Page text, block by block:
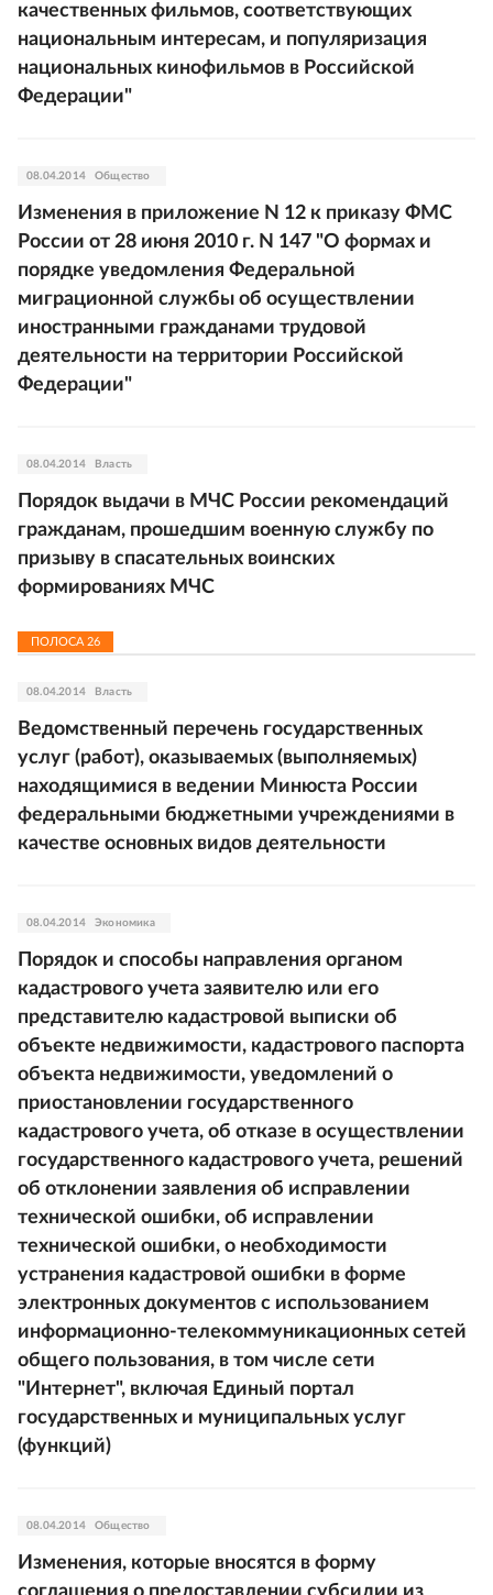
качественных фильмов, соответствующих
национальным интересам, и популяризация
национальных кинофильмов в Российской
Федерации"
08.04.2014 Общество
Изменения в приложение N 12 к приказу ФМС
России от 28 июня 2010 г. N 147 "О формах и
порядке уведомления Федеральной
миграционной службы об осуществлении
иностранными гражданами трудовой
деятельности на территории Российской
Федерации"
08.04.2014 Власть
Порядок выдачи в МЧС России рекомендаций
гражданам, прошедшим военную службу по
призыву в спасательных воинских
формированиях МЧС
ПОЛОСА 26
08.04.2014 Власть
Ведомственный перечень государственных
услуг (работ), оказываемых (выполняемых)
находящимися в ведении Минюста России
федеральными бюджетными учреждениями в
качестве основных видов деятельности
08.04.2014 Экономика
Порядок и способы направления органом
кадастрового учета заявителю или его
представителю кадастровой выписки об
объекте недвижимости, кадастрового паспорта
объекта недвижимости, уведомлений о
приостановлении государственного
кадастрового учета, об отказе в осуществлении
государственного кадастрового учета, решений
об отклонении заявления об исправлении
технической ошибки, об исправлении
технической ошибки, о необходимости
устранения кадастровой ошибки в форме
электронных документов с использованием
информационно-телекоммуникационных сетей
общего пользования, в том числе сети
"Интернет", включая Единый портал
государственных и муниципальных услуг
(функций)
08.04.2014 Общество
Изменения, которые вносятся в форму